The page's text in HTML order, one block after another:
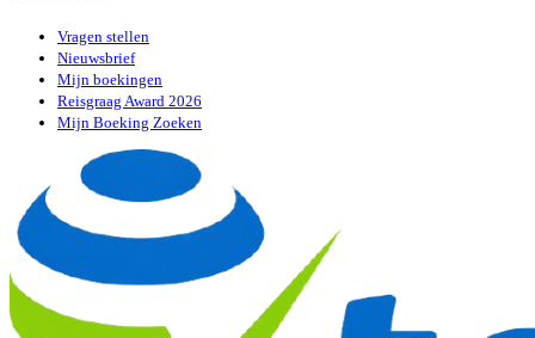
Vragen stellen
Nieuwsbrief
Mijn boekingen
Reisgraag Award 2026
Mijn Boeking Zoeken